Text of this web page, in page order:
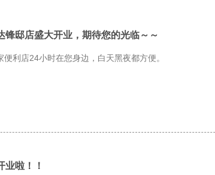
锋邸店盛大开业，期待您的光临～～
便利店24小时在您身边，白天黑夜都方便。
业啦！！